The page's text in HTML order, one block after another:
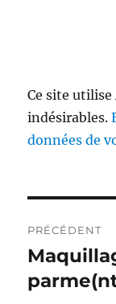
Ce site
indésirables.
données de
de
l’article
PRÉCÉDENT
Publication
précédente :